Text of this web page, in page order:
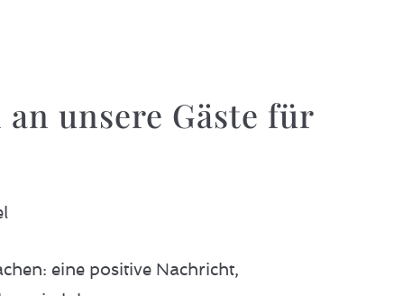
unsere Gäste für
eine positive Nachricht,